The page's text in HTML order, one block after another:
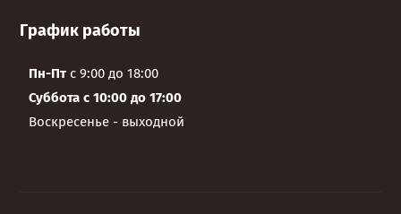
График работы
Пн-Пт с 9:00 до 18:00
Суббота с 10:00 до 17:00
Воскресенье - выходной